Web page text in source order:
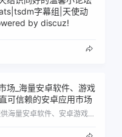
字幕组|天使动
by discuz!
场_海量安卓软件、游戏
可信赖的安卓应用市场
手机乐园提供海量安卓软件、安卓游戏、单机游戏、手游等下载